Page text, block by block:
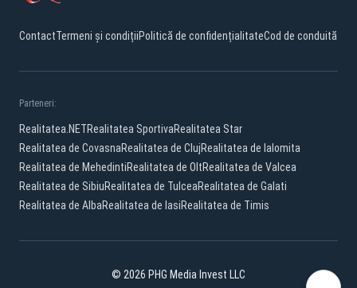
ContactTermeni și condițiiPolitică de confidențialitateCod de conduită
Parteneri:
Realitatea.NETRealitatea SportivaRealitatea Star
Realitatea de CovasnaRealitatea de ClujRealitatea de Ialomita
Realitatea de MehedintiRealitatea de OltRealitatea de Valcea
Realitatea de SibiuRealitatea de TulceaRealitatea de Galati
Realitatea de AlbaRealitatea de IasiRealitatea de Timis
© 2026 PHG Media Invest LLC